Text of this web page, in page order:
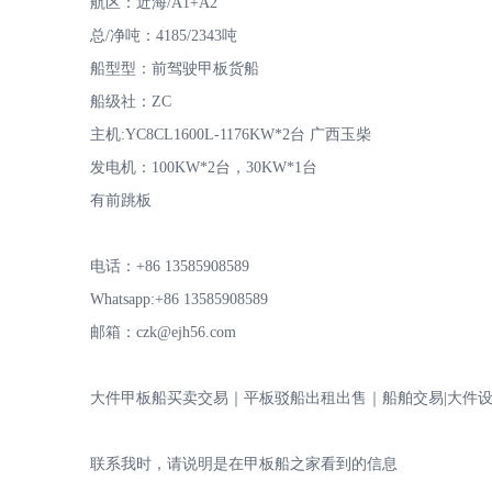
注
总/净吨：4185/2343吨
船型型：前驾驶甲板货船
船级社：ZC
主机:YC8CL1600L-1176KW*2台 广西玉柴
发电机：100KW*2台，30KW*1台
有前跳板
电话：+86 13585908589
Whatsapp:+86 13585908589
邮箱：czk@ejh56.com
大件甲板船买卖交易｜平板驳船出租出售｜船舶交易|大件
联系我时，请说明是在甲板船之家看到的信息